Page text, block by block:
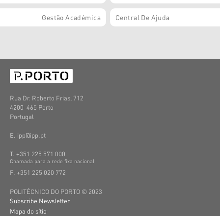
Gestão Académica Central De Ajuda
Rua Dr. Roberto Frias, 712
4200-465 Porto
Portugal
E. ipp@ipp.pt
T. +351 225 571 000
Chamada para a rede fixa nacional
F. +351 225 020 772
POLITÉCNICO DO PORTO © 2023
Subscribe Newsletter
Mapa do sítio